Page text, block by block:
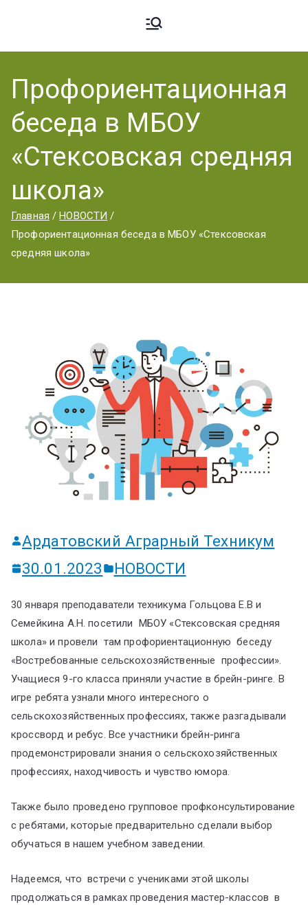
Ардато
вский
Аграрн
Техник
аграрный
техникум».
Профориентационная
беседа в МБОУ
«Стексовская средняя
школа»
Главная
НОВОСТИ
Профориентационная беседа в МБОУ «Стексовская
средняя школа»
Ардатовский Аграрный Техникум
30.01.2023
НОВОСТИ
30 января преподаватели техникума Гольцова Е.В и
Семейкина А.Н. посетили МБОУ «Стексовская средняя
школа» и провели там профориентационную беседу
«Востребованные сельскохозяйственные профессии».
Учащиеся 9-го класса приняли участие в брейн-ринге. В
игре ребята узнали много интересного о
сельскохозяйственных профессиях, также разгадывали
кроссворд и ребус. Все участники брейн-ринга
продемонстрировали знания о сельскохозяйственных
профессиях, находчивость и чувство юмора.
Также было проведено групповое профконсультирование
с ребятами, которые предварительно сделали выбор
обучаться в нашем учебном заведении.
Надеемся, что встречи с учениками этой школы
продолжаться в рамках проведения мастер-классов в